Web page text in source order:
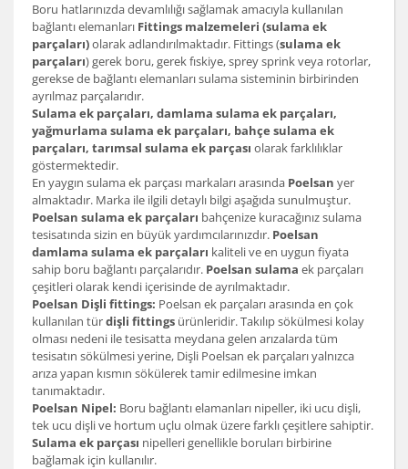
Boru hatlarınızda devamlılığı sağlamak amacıyla kullanılan
bağlantı elemanları Fittings malzemeleri (sulama ek
parçaları)olarak adlandırılmaktadır. Fittings (sulama ek
parçaları) gerek boru, gerek fıskiye, sprey sprink veya rotorlar,
gerekse de bağlantı elemanları sulama sisteminin birbirinden
ayrılmaz parçalarıdır.
Sulama ek parçaları, damlama sulama ek parçaları,
yağmurlama sulama ek parçaları, bahçe sulama ek
parçaları, tarımsal sulama ek parçası olarak farklılıklar
göstermektedir.
En yaygın sulama ek parçası markaları arasında Poelsan yer
almaktadır. Marka ile ilgili detaylı bilgi aşağıda sunulmuştur.
Poelsan sulama ek parçaları bahçenize kuracağınız sulama
tesisatında sizin en büyük yardımcılarınızdır. Poelsan
damlama sulama ek parçaları kaliteli ve en uygun fiyata
sahip boru bağlantı parçalarıdır. Poelsan sulama ek parçaları
çeşitleri olarak kendi içerisinde de ayrılmaktadır.
Poelsan Dişli fittings: Poelsan ek parçaları arasında en çok
kullanılan türdişli fittings ürünleridir. Takılıp sökülmesi kolay
olması nedeni ile tesisatta meydana gelen arızalarda tüm
tesisatın sökülmesi yerine, Dişli Poelsan ek parçaları yalnızca
arıza yapan kısmın sökülerek tamir edilmesine imkan
tanımaktadır.
Poelsan Nipel: Boru bağlantı elamanları nipeller, iki ucu dişli,
tek ucu dişli ve hortum uçlu olmak üzere farklı çeşitlere sahiptir.
Sulama ek parçası nipelleri genellikle boruları birbirine
bağlamak için kullanılır.